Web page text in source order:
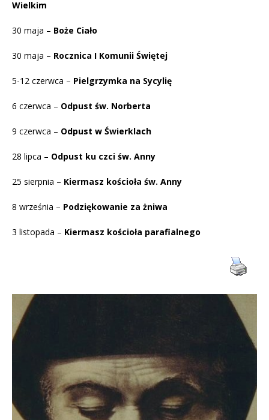
Wielkim
30 maja – Boże Ciało
30 maja – Rocznica I Komunii Świętej
5-12 czerwca – Pielgrzymka na Sycylię
6 czerwca – Odpust św. Norberta
9 czerwca – Odpust w Świerklach
28 lipca – Odpust ku czci św. Anny
25 sierpnia – Kiermasz kościoła św. Anny
8 września – Podziękowanie za żniwa
3 listopada – Kiermasz kościoła parafialnego